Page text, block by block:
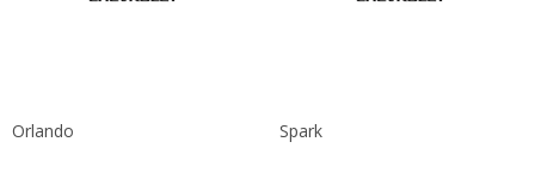
Orlando Spark